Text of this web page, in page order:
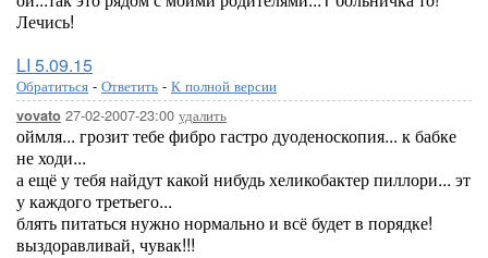
Лечись!
LI 5.09.15
Обратиться - Ответить - К полной версии
vovato 27-02-2007-23:00 удалить
оймля... грозит тебе фибро гастро дуоденоскопия... к бабке
не ходи...
а ещё у тебя найдут какой нибудь хеликобактер пиллори... эт
у каждого третьего...
блять питаться нужно нормально и всё будет в порядке!
выздоравливай, чувак!!!